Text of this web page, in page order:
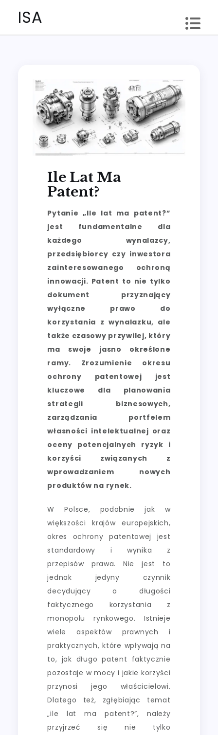
ISA
Ile Lat Ma
Patent?
Pytanie „Ile lat ma patent?”
jest fundamentalne dla
każdego wynalazcy,
przedsiębiorcy czy inwestora
zainteresowanego ochroną
innowacji. Patent to nie tylko
dokument przyznający
wyłączne prawo do
korzystania z wynalazku, ale
także czasowy przywilej, który
ma swoje jasno określone
ramy. Zrozumienie okresu
ochrony patentowej jest
kluczowe dla planowania
strategii biznesowych,
zarządzania portfelem
własności intelektualnej oraz
oceny potencjalnych ryzyk i
korzyści związanych z
wprowadzaniem nowych
produktów na rynek.
W Polsce, podobnie jak w
większości krajów europejskich,
okres ochrony patentowej jest
standardowy i wynika z
przepisów prawa. Nie jest to
jednak jedyny czynnik
decydujący o długości
faktycznego korzystania z
monopolu rynkowego. Istnieje
wiele aspektów prawnych i
praktycznych, które wpływają na
to, jak długo patent faktycznie
pozostaje w mocy i jakie korzyści
przynosi jego właścicielowi.
Dlatego też, zgłębiając temat
„ile lat ma patent?”, należy
przyjrzeć się nie tylko